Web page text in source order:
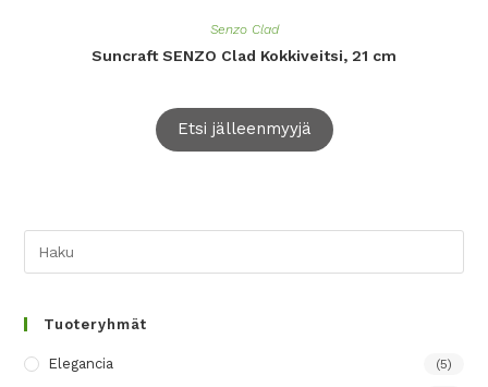
Senzo Clad
Suncraft SENZO Clad Kokkiveitsi, 21 cm
Etsi jälleenmyyjä
Tuoteryhmät
Elegancia (5)